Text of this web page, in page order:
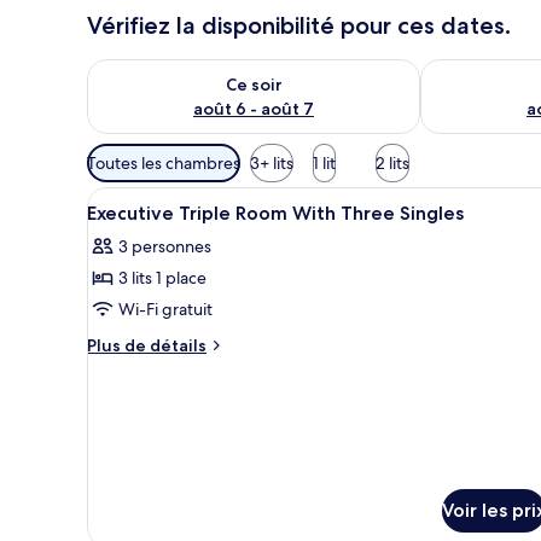
Vérifiez la disponibilité pour ces dates.
Ce soir
août 6 - août 7
Vérifier la disponibilité pour ce soir août 6 - août 7
Vérifier la
Filtres
disponibles
pour
chambres
Toutes les chambres 3+ lits 1 lit 2 lits
Afficher
toutes
les
photos
pour
ce
With
Une chambre d’hôtel avec
5
Executive Triple Room With Three Singles
3 personnes
3 lits 1 place
Wi-Fi gratuit
Plus de détails
Plus
Voir les